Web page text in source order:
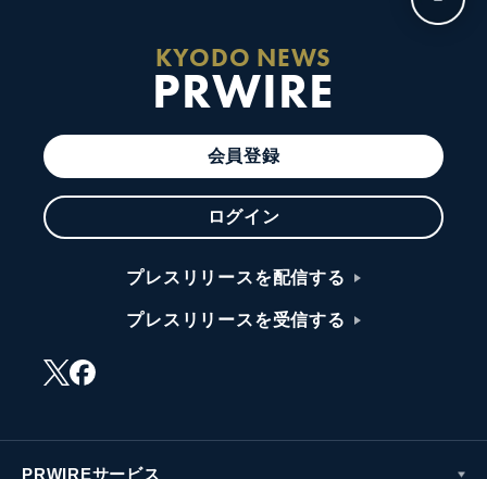
KYODO NEWS
PRWIRE
会員登録
ログイン
プレスリリースを配信する
プレスリリースを受信する
PRWIREサービス